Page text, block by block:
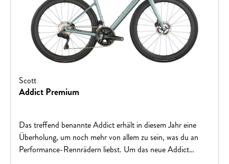
Scott
Addict Premium
Das treffend benannte Addict erhält in diesem Jahr eine
Überholung, um noch mehr von allem zu sein, was du an
Performance-Rennrädern liebst. Um das neue Addict